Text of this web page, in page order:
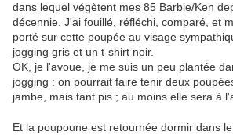
dans lequel végètent mes 85 Barbie/Ken
décennie. J'ai fouillé, réfléchi, comparé, et
porté sur cette poupée au visage
jogging gris et un t-shirt noir.
OK, je l'avoue, je me suis un peu plantée
jogging : on pourrait faire tenir deux
jambe, mais tant pis ; au moins elle sera à
Et la poupoune est retournée dormir dans